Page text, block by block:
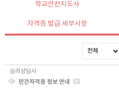
학교안전지도사
자격증 발급 세부사항
심리상담사
민간자격증 정보 안내